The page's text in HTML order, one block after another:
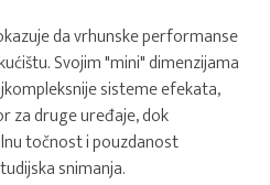
da vrhunske performanse
Svojim "mini" dimenzijama
sisteme efekata,
za druge uređaje, dok
točnost i pouzdanost
snimanja.